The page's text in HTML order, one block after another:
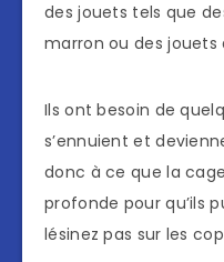
des jouets tels que
marron ou des jouets
Ils ont besoin de
s’ennuient et
donc à ce que la
profonde pour qu’ils
lésinez pas sur les